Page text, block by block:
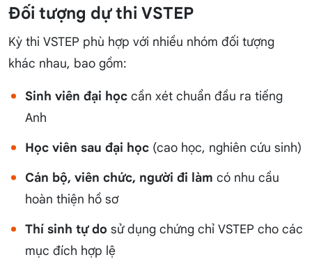
Đối tượng dự thi VSTEP
Kỳ thi VSTEP phù hợp với nhiều nhóm đối tượng
khác nhau, bao gồm:
Sinh viên đại học cần xét chuẩn đầu ra tiếng
Anh
Học viên sau đại học (cao học, nghiên cứu sinh)
Cán bộ, viên chức, người đi làm có nhu cầu
hoàn thiện hồ sơ
Thí sinh tự do sử dụng chứng chỉ VSTEP cho các
mục đích hợp lệ